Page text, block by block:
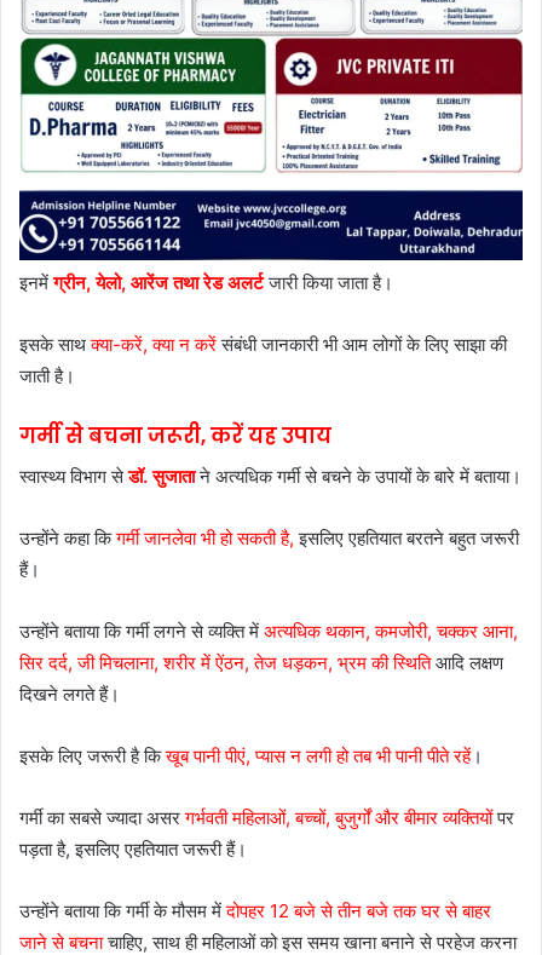
इनमेंग्रीन, येलो, आरेंज तथा रेड अलर्टजारी किया जाता है।
इसके साथक्या-करें, क्या न करेंसंबंधी जानकारी भी आम लोगों के लिए साझा की
जाती है।
गर्मी से बचना जरूरी, करें यह उपाय
स्वास्थ्य विभाग सेडॉ. सुजाता ने अत्यधिक गर्मी से बचने के उपायों के बारे में बताया।
उन्होंने कहा किगर्मी जानलेवा भी हो सकती है, इसलिए एहतियात बरतने बहुत जरूरी
हैं।
उन्होंने बताया कि गर्मी लगने से व्यक्ति में अत्यधिक थकान, कमजोरी, चक्कर आना,
सिर दर्द, जी मिचलाना, शरीर में ऐंठन, तेज धड़कन, भ्रम की स्थितिआदि लक्षण
दिखने लगते हैं।
इसके लिए जरूरी है किखूब पानी पीएं, प्यास न लगी हो तब भी पानी पीते रहें।
गर्मी का सबसे ज्यादा असरगर्भवती महिलाओं, बच्चों, बुजुर्गों और बीमार व्यक्तियोंपर
पड़ता है, इसलिए एहतियात जरूरी हैं।
उन्होंने बताया कि गर्मी के मौसम मेंदोपहर 12 बजे से तीन बजे तक घर से बाहर
जाने से बचनाचाहिए, साथ ही महिलाओं को इस समय खाना बनाने से परहेज करना